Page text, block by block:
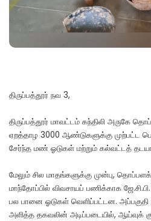
திருப்பத்தூர் நவ 3,
திருப்பத்தூர் மாவட்டம் கந்திலி அருகே
ஏறத்தாழ 3000 ஆண்டுகளுக்கு முற்பட்ட
சேர்ந்த மண் ஓடுகள் மற்றும் கல்வட்டத்
மேலும் சில மாதங்களுக்கு முன்பு,
மாந்தோப்பில் விவசாயப் பணிக்காக
பல பானை ஓடுகள் வெளிப்பட்டன. அப்பகுதி
அளித்த தகவலின் அடிப்படையில், ஆய்வுக்